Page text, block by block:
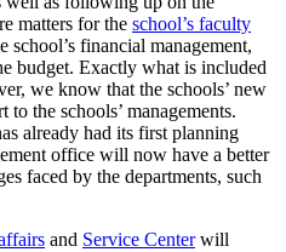
matters for the school’s faculty
school’s financial management,
budget. Exactly what is included
we know that the schools’ new
the schools’ managements.
already had its first planning
office will now have a better
faced by the departments, such
and Service Centerwill